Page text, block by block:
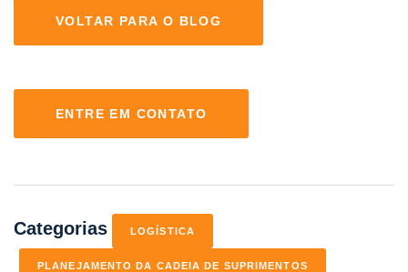
VOLTAR PARA O BLOG
ENTRE EM CONTATO
Categorias LOGÍSTICA
PLANEJAMENTO DA CADEIA DE SUPRIMENTOS